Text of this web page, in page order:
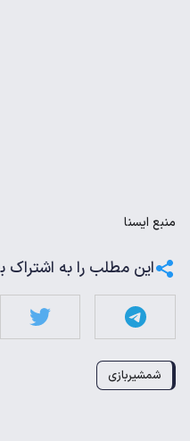
منبع ايسنا
این مطلب را به اشتراک
شمشیربازی